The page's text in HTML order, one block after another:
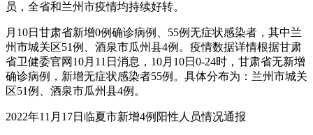
员，全省和兰州市疫情均持续好转。
月10日甘肃省新增0例确诊病例、55例无症状感染者，其中兰
州市城关区51例、酒泉市瓜州县4例。疫情数据详情根据甘肃
省卫健委官网10月11日消息，10月10日0-24时，甘肃省无新增
确诊病例，新增无症状感染者55例。具体分布为：兰州市城关
区51例、酒泉市瓜州县4例。
2022年11月17日临夏市新增4例阳性人员情况通报